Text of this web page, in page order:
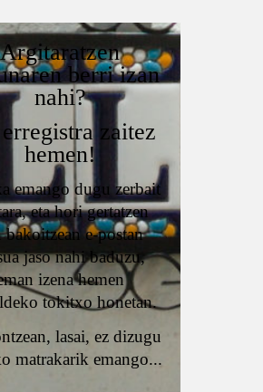
Argitaratzen
berri izan
nahi?
zaitez
hemen!
emango dugu zerbait
eta hori gertatzen
bakoitzean e-postan
jaso nahi baduzu,
izena hemen
tokitxo honetan.
lasai, ez dizugu
matrakarik emango...